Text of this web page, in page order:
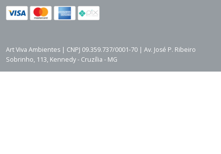
Art Viva Ambientes | CNPJ 09.359.737/0001-70 | Av. José P. Ribeiro
Sobrinho, 113, Kennedy - Cruzília - MG